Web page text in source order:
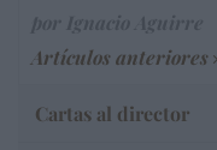
Artículos anteriores
Cartas al director